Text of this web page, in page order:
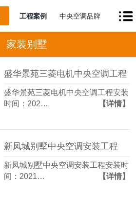
工程案例 中央空调品牌
家装别墅
盛华景苑三菱电机中央空调工程
盛华景苑三菱电机中央空调工程安装
时间：202…
【详情】
新凤城别墅中央空调安装工程
新凤城别墅中央空调安装工程安装时
间：2021…
【详情】